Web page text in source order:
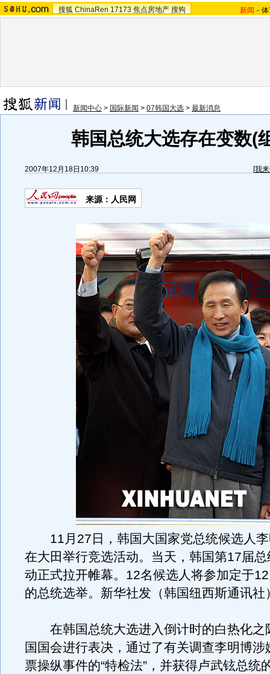
搜狐 ChinaRen 17173 焦点房地产 搜狗 新闻 -
新闻中心 > 国际新闻 > 07韩国大选 > 最新消息
韩国总统大选存在变数(
2007年12月18日10:39 [我
来源：人民网
11月27日，韩国大国家党总统候选人李
在大田举行竞选活动。当天，韩国第17届
动正式拉开帷幕。12名候选人将参加定于
的总统选举。新华社发（韩国纽西斯通讯社
在韩国总统大选进入倒计时的白热化之
国国会进行表决，通过了有关调查李明博涉
票操纵事件的“特检法”，并获得卢武铉总统